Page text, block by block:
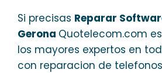
Si precisas Reparar
Gerona Quotelecom.com
los mayores expertos en
con reparacion de